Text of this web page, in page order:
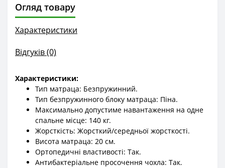
Огляд товару
Характеристики
Відгуків (0)
Характеристики:
Тип матраца: Безпружинний.
Тип безпружинного блоку матраца: Піна.
Максимально допустиме навантаження на одне
спальне місце: 140 кг.
Жорсткість: Жорсткий/середньої жорсткості.
Висота матраца: 20 см.
Ортопедичні властивості: Так.
Антибактеріальне просочення чохла: Так.